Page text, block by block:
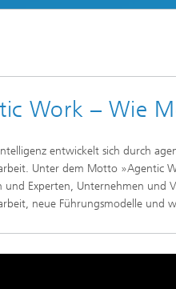
Work – Wie
entwickelt sich durch
Unter dem Motto »Agentic
und Experten, Unternehmen und
neue Führungsmodelle und